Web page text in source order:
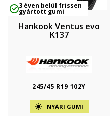
3 éven belül frissen
gyártott gumi
Hankook Ventus evo
K137
245/45 R19 102Y
NYÁRI GUMI